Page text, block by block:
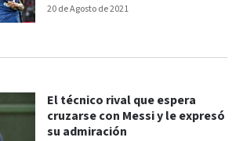
20 de Agosto de 2021
El técnico rival que espera
cruzarse con Messi y le expresó
su admiración